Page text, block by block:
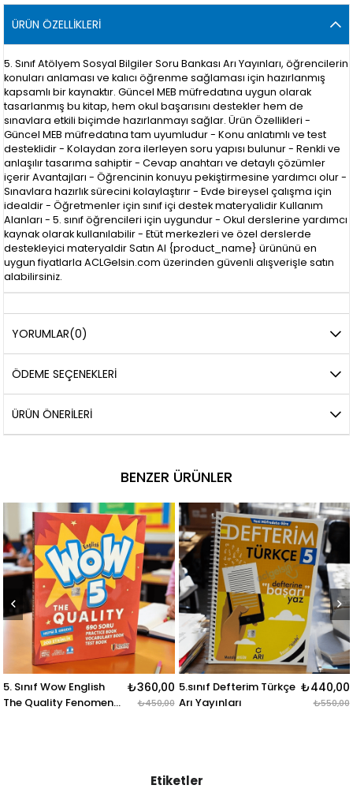
ÜRÜN ÖZELLIKLERI
5. Sınıf Atölyem Sosyal Bilgiler Soru Bankası Arı Yayınları, öğrencilerin
konuları anlaması ve kalıcı öğrenme sağlaması için hazırlanmış
kapsamlı bir kaynaktır. Güncel MEB müfredatına uygun olarak
tasarlanmış bu kitap, hem okul başarısını destekler hem de
sınavlara etkili biçimde hazırlanmayı sağlar. Ürün Özellikleri -
Güncel MEB müfredatına tam uyumludur - Konu anlatımlı ve test
desteklidir - Kolaydan zora ilerleyen soru yapısı bulunur - Renkli ve
anlaşılır tasarıma sahiptir - Cevap anahtarı ve detaylı çözümler
içerir Avantajları - Öğrencinin konuyu pekiştirmesine yardımcı olur -
Sınavlara hazırlık sürecini kolaylaştırır - Evde bireysel çalışma için
idealdir - Öğretmenler için sınıf içi destek materyalidir Kullanım
Alanları - 5. sınıf öğrencileri için uygundur - Okul derslerine yardımcı
kaynak olarak kullanılabilir - Etüt merkezleri ve özel derslerde
destekleyici materyaldir Satın Al {product_name} ürününü en
uygun fiyatlarla ACLGelsin.com üzerinden güvenli alışverişle satın
alabilirsiniz.
YORUMLAR(0)
ÖDEME SEÇENEKLERI
ÜRÜN ÖNERILERI
BENZER ÜRÜNLER
5. Sınıf Wow English
The Quality Fenomen
₺360,00
₺450,00
5.sınıf Defterim Türkçe
Arı Yayınları
₺440,00
₺550,00
Etiketler